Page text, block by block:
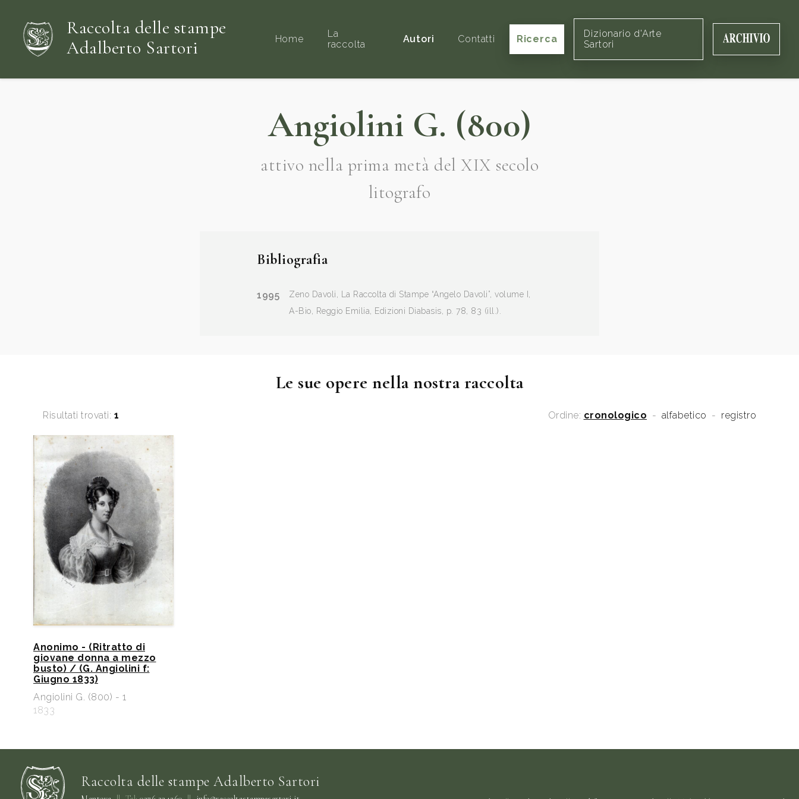
Raccolta delle stampe
Adalberto Sartori
Home
La
raccolta
Autori Contatti Ricerca
Dizionario d'Arte
Sartori
Angiolini G. (800)
attivo nella prima metà del XIX secolo
litografo
Bibliografia
1995
Zeno Davoli, La Raccolta di Stampe “Angelo Davoli”, volume I,
A-Bio, Reggio Emilia, Edizioni Diabasis, p. 78, 83 (ill.).
Le sue opere nella nostra raccolta
Risultati trovati: 1 Ordine: cronologico - alfabetico - registro
Anonimo - (Ritratto di
giovane donna a mezzo
busto) / (G. Angiolini f:
Giugno 1833)
Angiolini G. (800) - 1
1833
Raccolta delle stampe Adalberto Sartori